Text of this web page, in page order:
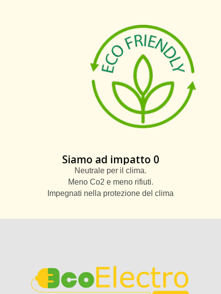
Siamo ad impatto 0
Neutrale per il clima.
Meno Co2 e meno rifiuti.
Impegnati nella protezione del clima